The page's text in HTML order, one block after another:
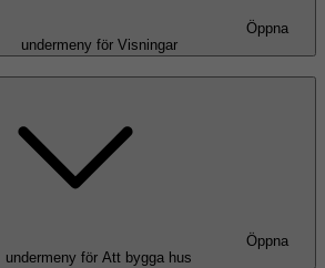
Öppna
undermeny för Visningar
Öppna
undermeny för Att bygga hus